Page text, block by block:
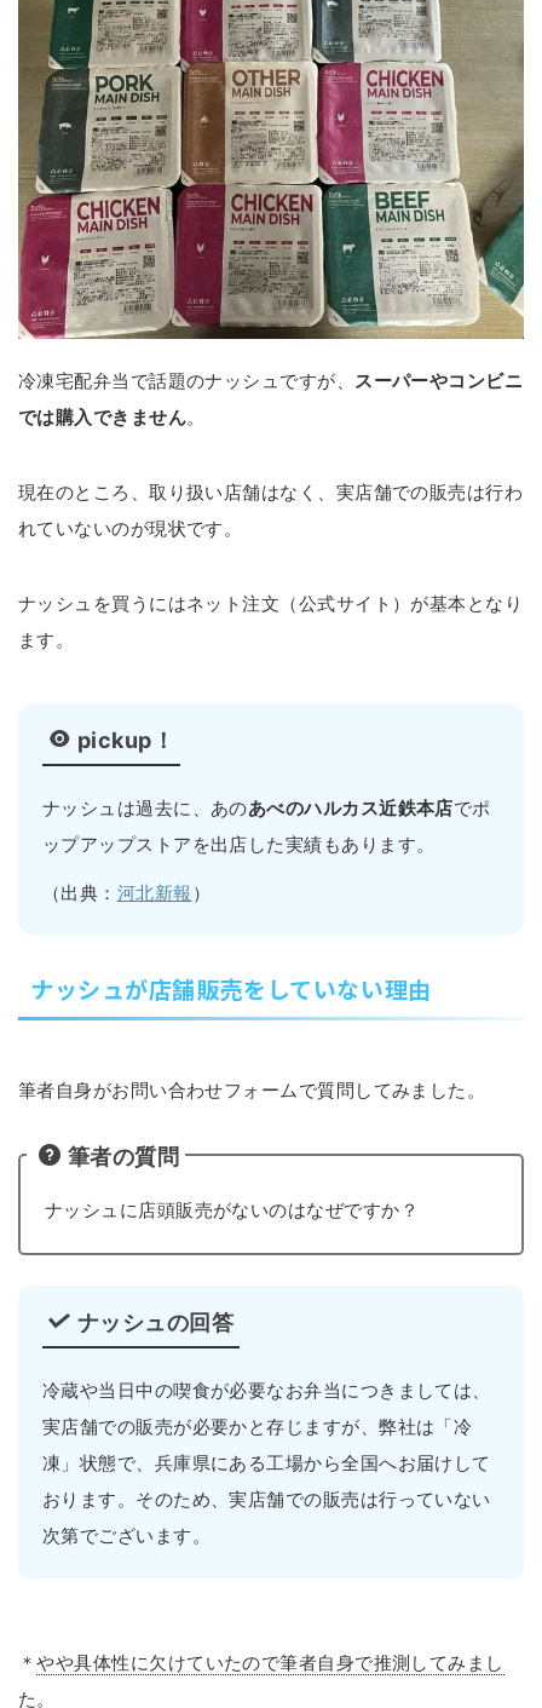
冷凍宅配弁当で話題のナッシュですが、 スーパーやコンビニ
では購入できません。
現在のところ、取り扱い店舗はなく、実店舗での販売は行わ
れていないのが現状です。
ナッシュを買うにはネット注文（公式サイト）が基本となり
ます。
pickup！
ナッシュは過去に、あのあべのハルカス近鉄本店でポ
ップアップストアを出店した実績もあります。
（出典： 河北新報 ）
ナッシュが店舗販売をしていない理由
筆者自身がお問い合わせフォームで質問してみました。
筆者の質問
ナッシュに店頭販売がないのはなぜですか？
ナッシュの回答
冷蔵や当日中の喫食が必要なお弁当につきましては、
実店舗での販売が必要かと存じますが、弊社は「冷
凍」状態で、兵庫県にある工場から全国へお届けして
おります。そのため、実店舗での販売は行っていない
次第でございます。
＊やや具体性に欠けていたので筆者自身で推測してみまし
た。